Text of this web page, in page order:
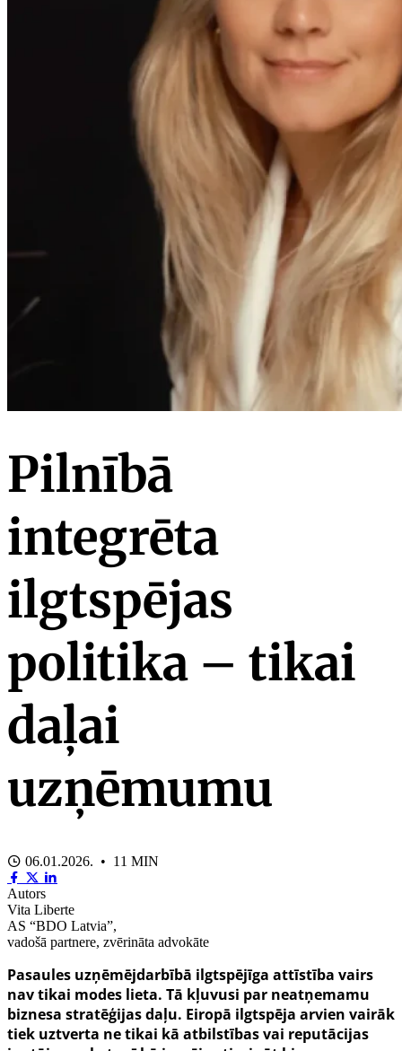
Pilnībā
integrēta
ilgtspējas
politika – tikai
daļai
uzņēmumu
06.01.2026. • 11 MIN
Autors
Vita Liberte
AS “BDO Latvia”,
vadošā partnere, zvērināta advokāte
Pasaules uzņēmējdarbībā ilgtspējīga attīstība vairs
nav tikai modes lieta. Tā kļuvusi par neatņemamu
biznesa stratēģijas daļu. Eiropā ilgtspēja arvien vairāk
tiek uztverta ne tikai kā atbilstības vai reputācijas